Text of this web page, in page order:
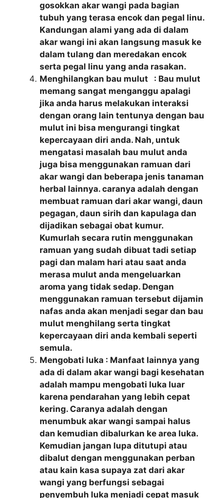
gosokkan akar wangi pada bagian
tubuh yang terasa encok dan pegal linu.
Kandungan alami yang ada di dalam
akar wangi ini akan langsung masuk ke
dalam tulang dan meredakan encok
serta pegal linu yang anda rasakan.
Menghilangkan bau mulut : Bau mulut
memang sangat menganggu apalagi
jika anda harus melakukan interaksi
dengan orang lain tentunya dengan bau
mulut ini bisa mengurangi tingkat
kepercayaan diri anda. Nah, untuk
mengatasi masalah bau mulut anda
juga bisa menggunakan ramuan dari
akar wangi dan beberapa jenis tanaman
herbal lainnya. caranya adalah dengan
membuat ramuan dari akar wangi, daun
pegagan, daun sirih dan kapulaga dan
dijadikan sebagai obat kumur.
Kumurlah secara rutin menggunakan
ramuan yang sudah dibuat tadi setiap
pagi dan malam hari atau saat anda
merasa mulut anda mengeluarkan
aroma yang tidak sedap. Dengan
menggunakan ramuan tersebut dijamin
nafas anda akan menjadi segar dan bau
mulut menghilang serta tingkat
kepercayaan diri anda kembali seperti
semula.
Mengobati luka : Manfaat lainnya yang
ada di dalam akar wangi bagi kesehatan
adalah mampu mengobati luka luar
karena pendarahan yang lebih cepat
kering. Caranya adalah dengan
menumbuk akar wangi sampai halus
dan kemudian dibalurkan ke area luka.
Kemudian jangan lupa ditutupi atau
dibalut dengan menggunakan perban
atau kain kasa supaya zat dari akar
wangi yang berfungsi sebagai
penyembuh luka menjadi cepat masuk